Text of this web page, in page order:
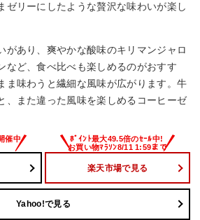
ゼリーにしたような贅沢な味わいが楽し
があり、爽やかな酸味のキリマンジャロ
など、食べ比べも楽しめるのがおすす
ま味わうと繊細な風味が広がります。牛
、また違った風味を楽しめるコーヒーゼ
楽天市場で見る
Yahoo!で見る